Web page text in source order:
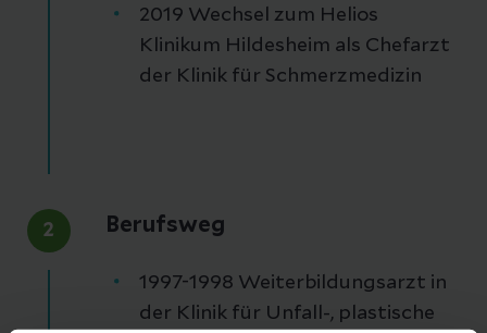
2019 Wechsel zum Helios
Klinikum Hildesheim als Chefarzt
der Klinik für Schmerzmedizin
2 Berufsweg
1997-1998 Weiterbildungsarzt in
der Klinik für Unfall-, plastische